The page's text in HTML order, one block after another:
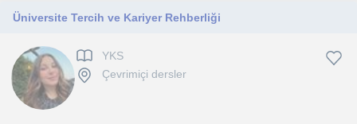
Üniversite Tercih ve Kariyer Rehberliği
YKS
Çevrimiçi dersler